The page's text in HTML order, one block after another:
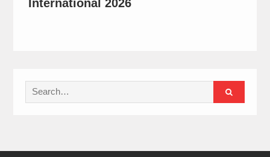
International 2026
Search
for: